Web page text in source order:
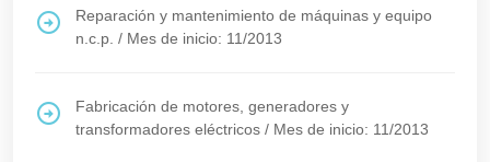
Reparación y mantenimiento de máquinas y equipo
n.c.p. / Mes de inicio: 11/2013
Fabricación de motores, generadores y
transformadores eléctricos / Mes de inicio: 11/2013